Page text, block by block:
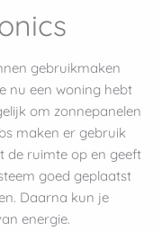
gebruikmaken
nu een woning hebt
om zonnepanelen
maken er gebruik
de ruimte op en geeft
goed geplaatst
Daarna kun je
energie.